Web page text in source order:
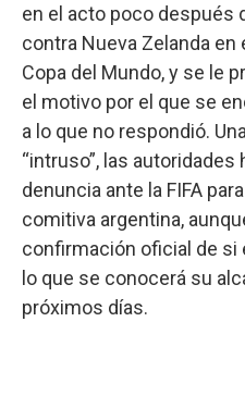
en el acto poco después
contra Nueva Zelanda en
Copa del Mundo, y se le
el motivo por el que se
a lo que no respondió.
“intruso”, las autoridades
denuncia ante la FIFA
comitiva argentina,
confirmación oficial de si
lo que se conocerá su
próximos días.